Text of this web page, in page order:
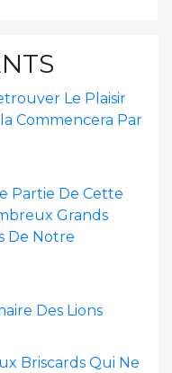
Le Plaisir
Commencera Par
Partie De Cette
Grands
De Notre
Des Lions
Briscards Qui Ne